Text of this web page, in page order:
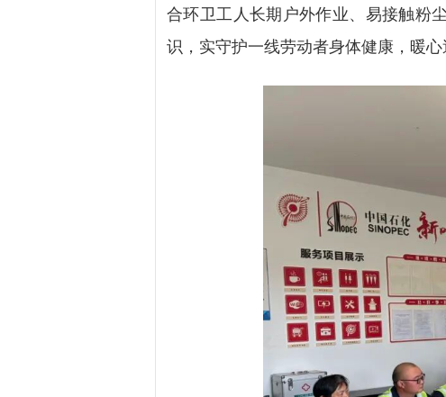
合环卫工人长期户外作业、易接触粉
识，实守护一线劳动者身体健康，暖心